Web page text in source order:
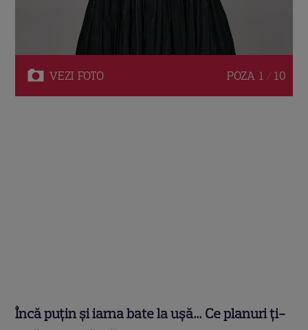
VEZI FOTO POZA 1 / 10
Încă puțin și iarna bate la ușă… Ce planuri ți-